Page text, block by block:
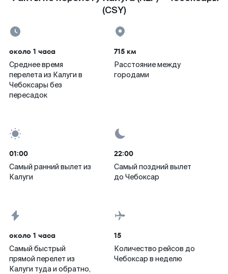
(CSY)
около 1 часа
Среднее время
перелета из Калуги в
Чебоксары без
пересадок
715 км
Расстояние между
городами
01:00
Самый ранний вылет из
Калуги
22:00
Самый поздний вылет
до Чебоксар
около 1 часа
Самый быстрый
прямой перелет из
Калуги туда и обратно,
15
Количество рейсов до
Чебоксар в неделю